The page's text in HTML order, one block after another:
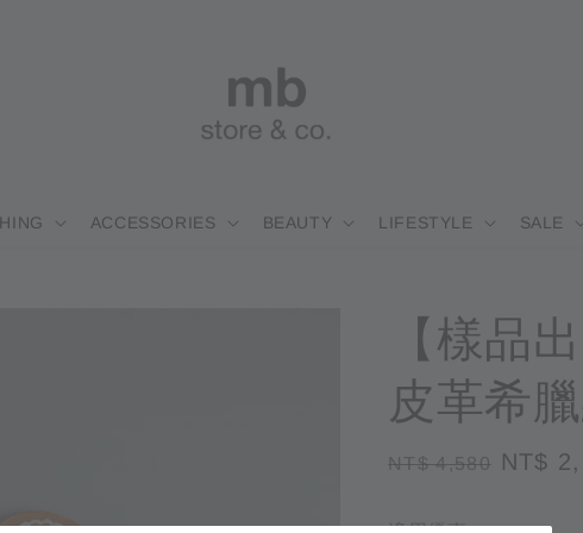
ACCESSORIES BEAUTY LIFESTYLE SALE
【樣品
皮革希
Regular
NT$ 4,580
Sale
NT$